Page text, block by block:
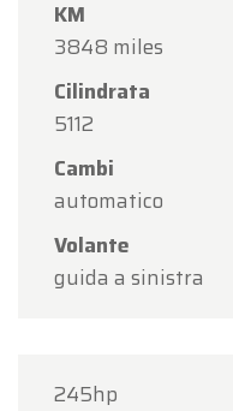
KM
3848 miles
Cilindrata
5112
Cambi
automatico
Volante
guida a sinistra
245hp